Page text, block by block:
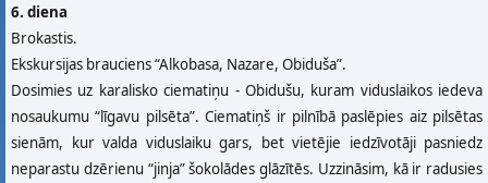
6. diena
Brokastis.
Ekskursijas brauciens “Alkobasa, Nazare, Obiduša”.
Dosimies uz karalisko ciematiņu - Obidušu, kuram viduslaikos iedeva
nosaukumu “līgavu pilsēta”. Ciematiņš ir pilnībā paslēpies aiz pilsētas
sienām, kur valda viduslaiku gars, bet vietējie iedzīvotāji pasniedz
neparastu dzērienu “jinja” šokolādes glāzītēs. Uzzināsim, kā ir radusies